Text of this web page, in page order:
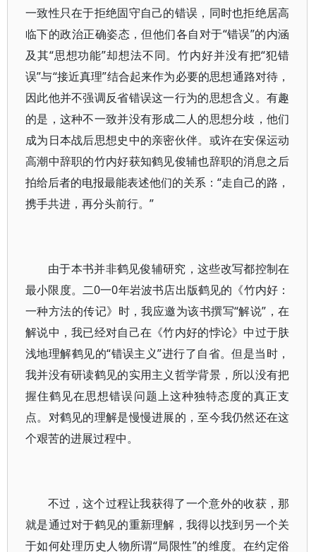
一致性只在于拒绝固守自己的错误，同时也拒绝居高
临下的政治正确姿态，但他们各自对于“错误”的内涵
及其“思想功能”却想法不同。竹内好并没有把“犯错
误”与“接近真理”结合起来作为必要的思想通路对待，
因此他并不强调反省错误这一行为的思想含义。有趣
的是，这种不一致并没有形成二人的思想分歧，他们
成为日本战后思想史中的亲密伙伴。或许在安保运动
高潮中辞职的竹内好获知鹤见俊辅也辞职的消息之后
拍给后者的电报最能表述他们的关系：“走自己的路，
携手共进，再分头前行。”
由于本书并非鹤见俊辅研究，这些改写都控制在
最小限度。二0一0年岩波书店出版鹤见的《竹内好：
一种方法的传记》时，我应邀为该书撰写“解说”，在
解说中，我已经对自己在《竹内好的悖论》中过于肤
浅地理解鹤见的“错误主义”进行了自省。但是当时，
我并没有研读鹤见的实用主义哲学背景，所以没有把
握住鹤见在思想错误问题上这种独特态度的真正支
点。对鹤见的理解是慢慢进展的，至今我仍然还在这
个艰苦的进展过程中。
不过，这个过程让我获得了一个意外的收获，那
就是通过对于鹤见的重新理解，我得以找到另一个关
于如何处理历史人物所谓“局限性”的维度。在约定俗